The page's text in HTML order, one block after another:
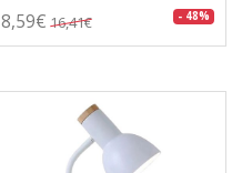
8,59€ 16,41€ - 48%